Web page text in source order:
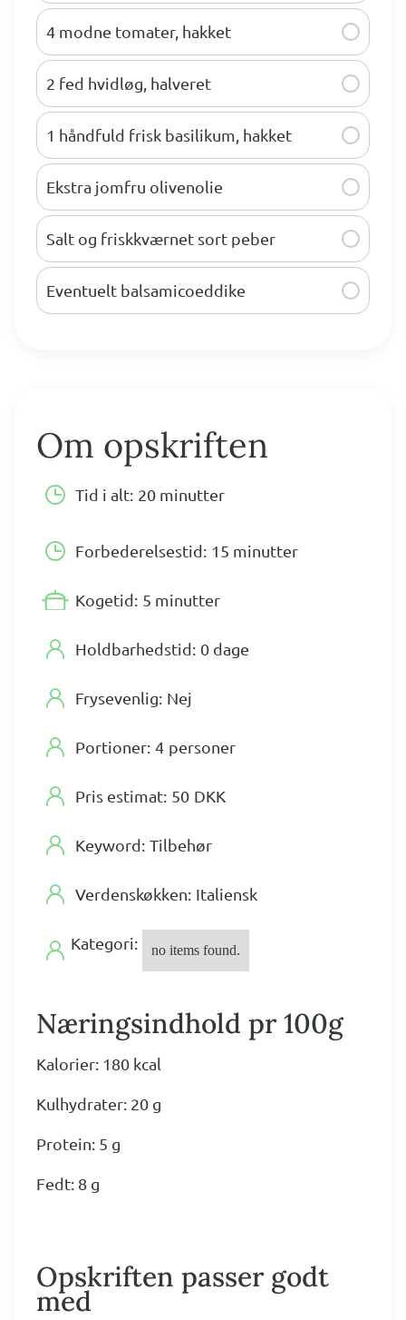
4 modne tomater, hakket
2 fed hvidløg, halveret
1 håndfuld frisk basilikum, hakket
Ekstra jomfru olivenolie
Salt og friskkværnet sort peber
Eventuelt balsamicoeddike
Om opskriften
Tid i alt: 20 minutter
Forbederelsestid: 15 minutter
Kogetid: 5 minutter
Holdbarhedstid: 0 dage
Frysevenlig: Nej
Portioner: 4 personer
Pris estimat: 50 DKK
Keyword: Tilbehør
Verdenskøkken: Italiensk
Kategori: no items found.
Næringsindhold pr 100g
Kalorier: 180 kcal
Kulhydrater: 20 g
Protein: 5 g
Fedt: 8 g
Opskriften passer godt
med